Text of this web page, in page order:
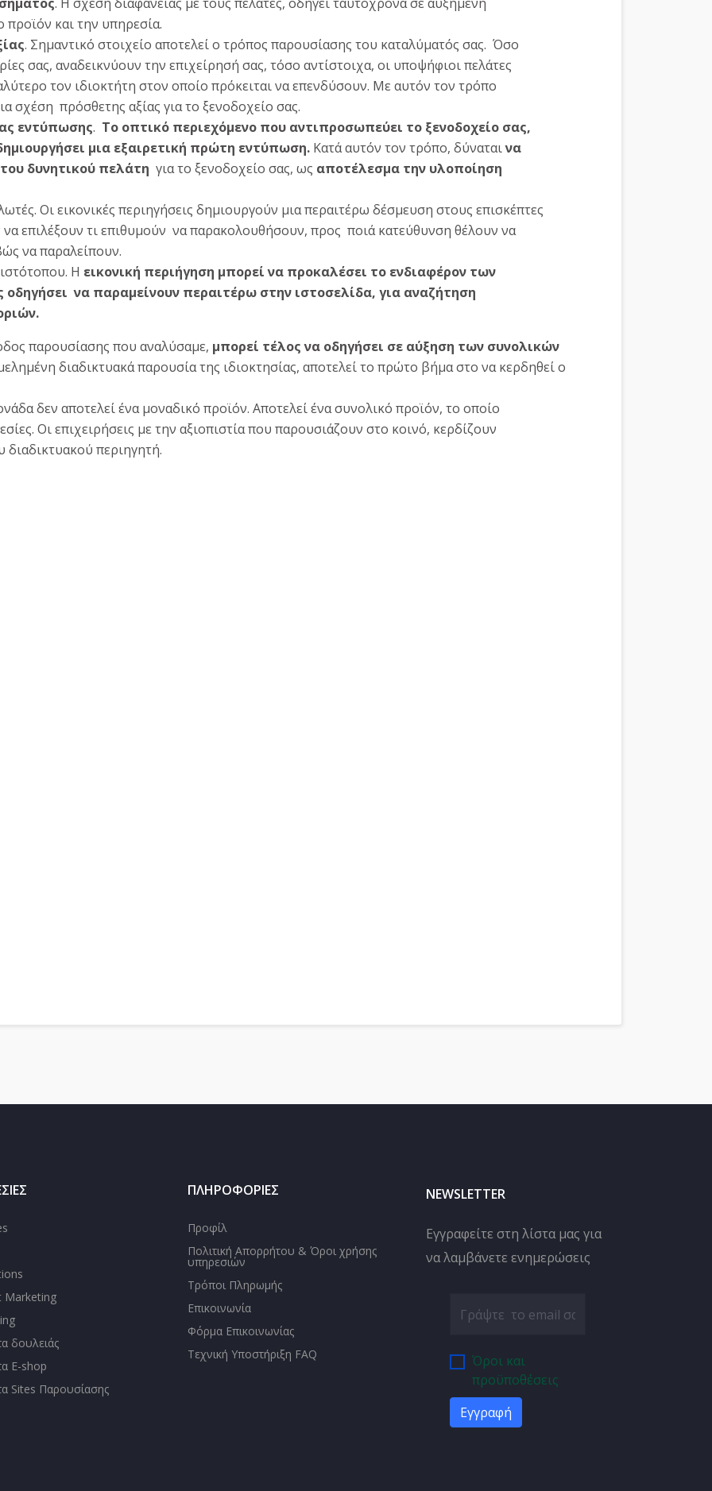
προϊόν και την υπηρεσία.
. Σημαντικό στοιχείο αποτελεί ο τρόπος παρουσίασης του καταλύματός σας. Όσο
σας, αναδεικνύουν την επιχείρησή σας, τόσο αντίστοιχα, οι υποψήφιοι πελάτες
τον ιδιοκτήτη στον οποίο πρόκειται να επενδύσουν. Με αυτόν τον τρόπο
σχέση πρόσθετης αξίας για το ξενοδοχείο σας.
εντύπωσης. Το οπτικό περιεχόμενο που αντιπροσωπεύει το ξενοδοχείο σας,
μια εξαιρετική πρώτη εντύπωση. Κατά αυτόν τον τρόπο, δύναταινα
δυνητικού πελάτη για το ξενοδοχείο σας, ως αποτέλεσμα την υλοποίηση
Οι εικονικές περιηγήσεις δημιουργούν μια περαιτέρω δέσμευση στους επισκέπτες
επιλέξουν τι επιθυμούν να παρακολουθήσουν, προς ποιά κατεύθυνση θέλουν να
να παραλείπουν.
Η εικονική περιήγηση μπορεί να προκαλέσει το ενδιαφέρον των
να παραμείνουν περαιτέρω στην ιστοσελίδα, για αναζήτηση
παρουσίασης που αναλύσαμε, μπορεί τέλος να οδηγήσει σε αύξηση των συνολικών
διαδικτυακά παρουσία της ιδιοκτησίας, αποτελεί το πρώτο βήμα στο να κερδηθεί ο
δεν αποτελεί ένα μοναδικό προϊόν. Αποτελεί ένα συνολικό προϊόν, το οποίο
Οι επιχειρήσεις με την αξιοπιστία που παρουσιάζουν στο κοινό, κερδίζουν
περιηγητή.
επιτυχημένη ιστοσελίδα ξενοδοχείου!
Marketing
δουλειάς
E-shop
Sites Παρουσίασης
ΠΛΗΡΟΦΟΡΙΕΣ
Προφίλ
Πολιτική Απορρήτου & Όροι χρήσης
υπηρεσιών
Τρόποι Πληρωμής
Επικοινωνία
Φόρμα Επικοινωνίας
Τεχνική Υποστήριξη FAQ
NEWSLETTER
Εγγραφείτε στη λίστα μας για
να λαμβάνετε ενημερώσεις
Όροι και
προϋποθέσεις
Εγγραφή